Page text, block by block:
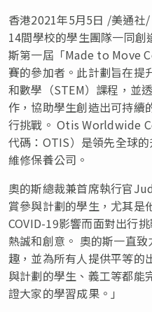
香港2021年5月5日 /美通
14間學校的學生團隊一同
斯第一屆「Made to Move
賽的參加者。此計劃旨在提
和數學（STEM）課程，並
作，協助學生創造出可持續
行挑戰。 Otis Worldwide
代碼：OTIS）是領先全球
維修保養公司。
奧的斯總裁兼首席執行官
賞參與計劃的學生，尤其是
COVID-19影響而面對出行
熱誠和創意。 奧的斯一直
趣，並為所有人提供平等的
與計劃的學生、義工等都能
證大家的學習成果。」